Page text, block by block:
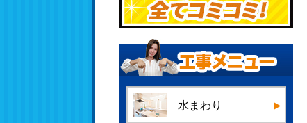
水まわり